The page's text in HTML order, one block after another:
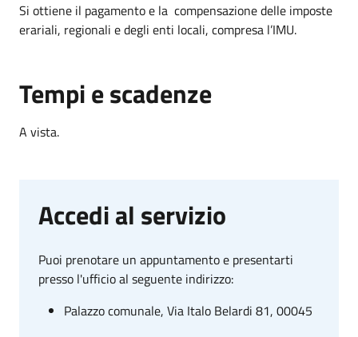
Si ottiene il pagamento e la compensazione delle imposte
erariali, regionali e degli enti locali, compresa l’IMU.
Tempi e scadenze
A vista.
Accedi al servizio
Puoi prenotare un appuntamento e presentarti
presso l'ufficio al seguente indirizzo:
Palazzo comunale, Via Italo Belardi 81, 00045